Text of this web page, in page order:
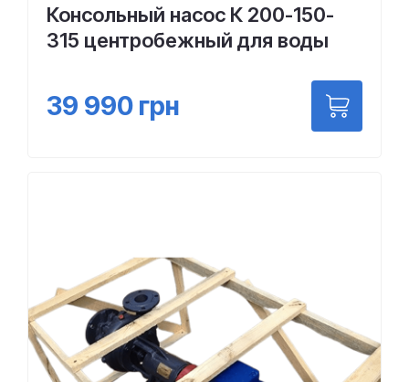
Консольный насос К 200-150-
315 центробежный для воды
39 990 грн